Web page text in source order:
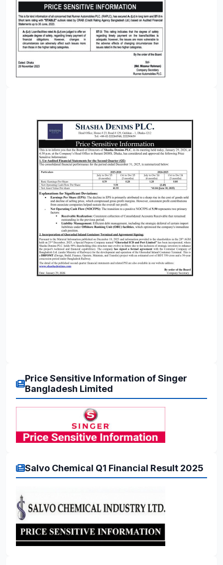
Price Sensitive Information of Singer
Bangladesh Limited
Salvo Chemical Q1 Financial Result 2025